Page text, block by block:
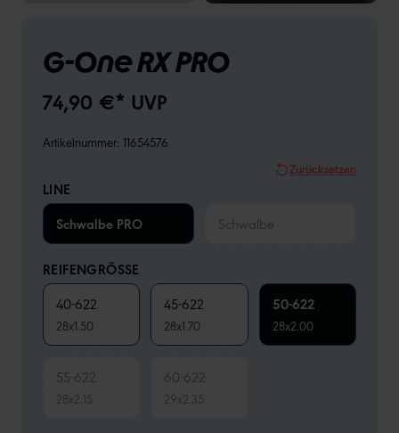
G-One RX PRO
74,90 €* UVP
Artikelnummer: 11654576
Zurücksetzen
LINE
Schwalbe PRO
Schwalbe
REIFENGRÖSSE
40-622
28x1.50
45-622
28x1.70
50-622
28x2.00
55-622
28x2.15
60-622
29x2.35